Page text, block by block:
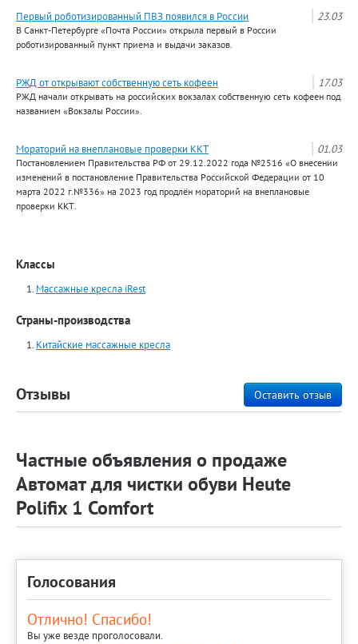
23.03
Первый роботизированный ПВЗ появился в России
В Санкт-Петербурге «Почта России» открыла первый в России
роботизированный пункт приема и выдачи заказов.
17.03
РЖД от открывают собственную сеть кофеен
РЖД начали открывать на российских вокзалах собственную сеть кофеен под
названием «Вокзалы России».
01.03
Мораторий на внеплановые проверки ККТ
Постановлением Правительства РФ от 29.12.2022 года №2516 «О внесении
изменений в постановление Правительства Российской Федерации от 10
марта 2022 г.№336» на 2023 год продлён мораторий на внеплановые
проверки ККТ.
Классы
Массажные кресла iRest
Страны-производства
Китайские массажные кресла
Оставить отзыв
Отзывы
Частные объявления о продаже
Автомат для чистки обуви Heute
Polifix 1 Comfort
Голосования
Отлично! Спасибо!
Вы уже везде проголосовали.